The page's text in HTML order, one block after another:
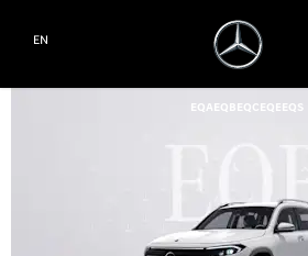
EN
EQAEQBEQCEQEEQS